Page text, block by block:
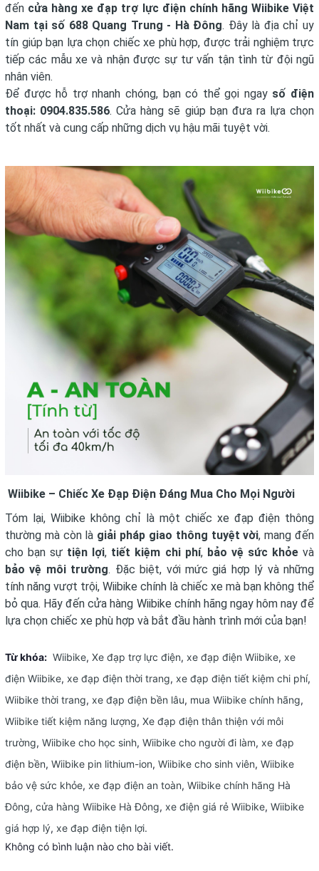
đến cửa hàng xe đạp trợ lực điện chính hãng Wiibike Việt
Nam tại số 688 Quang Trung - Hà Đông. Đây là địa chỉ uy
tín giúp bạn lựa chọn chiếc xe phù hợp, được trải nghiệm trực
tiếp các mẫu xe và nhận được sự tư vấn tận tình từ đội ngũ
nhân viên.
Để được hỗ trợ nhanh chóng, bạn có thể gọi ngay số điện
thoại: 0904.835.586. Cửa hàng sẽ giúp bạn đưa ra lựa chọn
tốt nhất và cung cấp những dịch vụ hậu mãi tuyệt vời.
Wiibike – Chiếc Xe Đạp Điện Đáng Mua Cho Mọi Người
Tóm lại, Wiibike không chỉ là một chiếc xe đạp điện thông
thường mà còn là giải pháp giao thông tuyệt vời, mang đến
cho bạn sự tiện lợi, tiết kiệm chi phí, bảo vệ sức khỏevà
bảo vệ môi trường. Đặc biệt, với mức giá hợp lý và những
tính năng vượt trội, Wiibike chính là chiếc xe mà bạn không thể
bỏ qua. Hãy đến cửa hàng Wiibike chính hãng ngay hôm nay để
lựa chọn chiếc xe phù hợp và bắt đầu hành trình mới của bạn!
Từ khóa: Wiibike, Xe đạp trợ lực điện, xe đạp điện Wiibike, xe
điện Wiibike, xe đạp điện thời trang, xe đạp điện tiết kiệm chi phí,
Wiibike thời trang, xe đạp điện bền lâu, mua Wiibike chính hãng,
Wiibike tiết kiệm năng lượng, Xe đạp điện thân thiện với môi
trường, Wiibike cho học sinh, Wiibike cho người đi làm, xe đạp
điện bền, Wiibike pin lithium-ion, Wiibike cho sinh viên, Wiibike
bảo vệ sức khỏe, xe đạp điện an toàn, Wiibike chính hãng Hà
Đông, cửa hàng Wiibike Hà Đông, xe điện giá rẻ Wiibike, Wiibike
giá hợp lý, xe đạp điện tiện lợi.
Không có bình luận nào cho bài viết.